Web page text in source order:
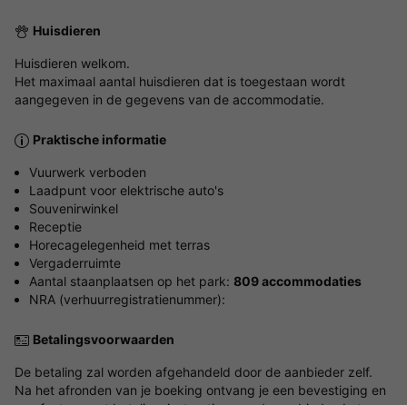
Huisdieren
Huisdieren welkom.
Het maximaal aantal huisdieren dat is toegestaan wordt
aangegeven in de gegevens van de accommodatie.
Praktische informatie
Vuurwerk verboden
Laadpunt voor elektrische auto's
Souvenirwinkel
Receptie
Horecagelegenheid met terras
Vergaderruimte
Aantal staanplaatsen op het park: 809 accommodaties
NRA (verhuurregistratienummer):
Betalingsvoorwaarden
De betaling zal worden afgehandeld door de aanbieder zelf.
Na het afronden van je boeking ontvang je een bevestiging en